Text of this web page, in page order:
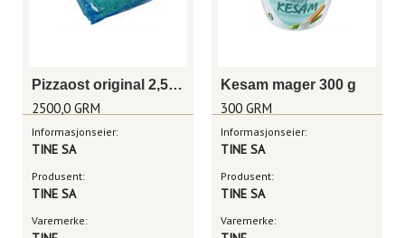
Pizzaost original 2,5 kg
2500,0 GRM
Informasjonseier:
TINE SA
Produsent:
TINE SA
Varemerke:
Kesam mager 300 g
300 GRM
Informasjonseier:
TINE SA
Produsent:
TINE SA
Varemerke: